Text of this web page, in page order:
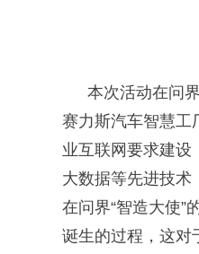
本次活动在问
赛力斯汽车智慧工
业互联网要求建设
大数据等先进技术
在问界“智造大使”
诞生的过程，这对